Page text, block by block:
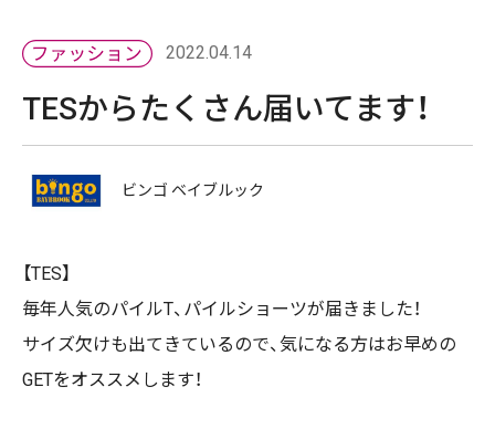
2022.04.14
TESからたくさん届いてます！
ビンゴ ベイブルック
【TES】
毎年人気のパイルT、パイルショーツが届きました！
サイズ欠けも出てきているので、気になる方はお早めの
GETをオススメします！